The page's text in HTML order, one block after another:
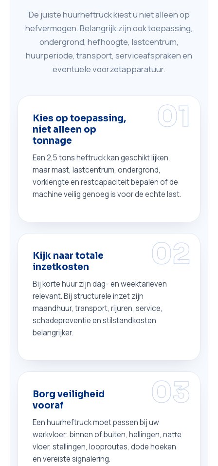
De juiste huurheftruck kiest u niet alleen op
hefvermogen. Belangrijk zijn ook toepassing,
ondergrond, hefhoogte, lastcentrum,
huurperiode, transport, serviceafspraken en
eventuele voorzetapparatuur.
01
Kies op toepassing,
niet alleen op
tonnage
Een 2,5 tons heftruck kan geschikt lijken,
maar mast, lastcentrum, ondergrond,
vorklengte en restcapaciteit bepalen of de
machine veilig genoeg is voor de echte last.
02
Kijk naar totale
inzetkosten
Bij korte huur zijn dag- en weektarieven
relevant. Bij structurele inzet zijn
maandhuur, transport, rijuren, service,
schadepreventie en stilstandkosten
belangrijker.
03
Borg veiligheid
vooraf
Een huurheftruck moet passen bij uw
werkvloer: binnen of buiten, hellingen, natte
vloer, stellingen, looproutes, dode hoeken
en vereiste signalering.